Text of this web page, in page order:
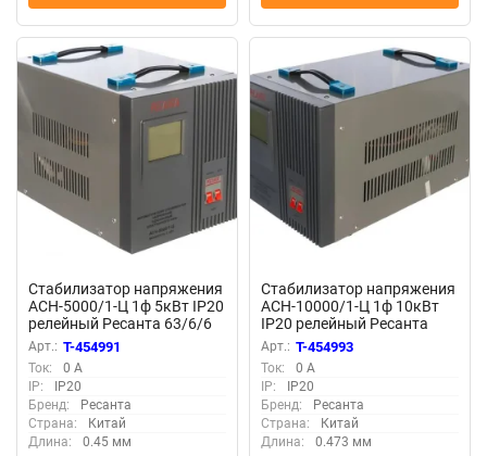
Стабилизатор напряжения
АСН-5000/1-Ц 1ф 5кВт IP20
релейный Ресанта 63/6/6
Арт.: T-454991
Ток:
0 А
IP:
IP20
Бренд:
Ресанта
Страна:
Китай
Длина:
0.45 мм
Стабилизатор напряжения
АСН-10000/1-Ц 1ф 10кВт
IP20 релейный Ресанта
63/6/8
Арт.: T-454993
Ток:
0 А
IP:
IP20
Бренд:
Ресанта
Страна:
Китай
Длина:
0.473 мм